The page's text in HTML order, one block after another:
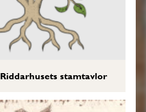
Riddarhusets stamtavlor